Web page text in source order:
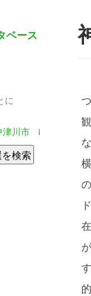
ベース
に
津川市 i